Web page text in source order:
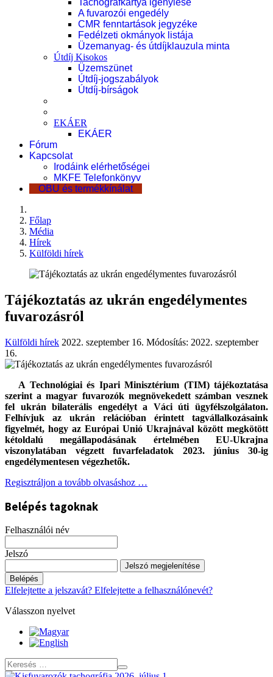
Tachográfkártya igénylése
A fuvarozói engedély
CMR fenntartások jegyzéke
Fedélzeti okmányok listája
Üzemanyag- és útdíjklauzula minta
Útdíj Kisokos
Üzemszünet
Útdíj-jogszabályok
Útdíj-bírságok
EKÁER
EKÁER
Fórum
Kapcsolat
Irodáink elérhetőségei
MKFE Telefonkönyv
OBU és termékkínálat
Főlap
Média
Hírek
Külföldi hírek
Tájékoztatás az ukrán engedélymentes
fuvarozásról
Külföldi hírek 2022. szeptember 16. Módosítás: 2022. szeptember
16.
A Technológiai és Ipari Minisztérium (TIM) tájékoztatása
szerint a magyar fuvarozók megnövekedett számban vesznek
fel ukrán bilaterális engedélyt a Váci úti ügyfélszolgálaton.
Felhívjuk az ukrán relációban érintett tagvállalkozásaink
figyelmét, hogy az Európai Unió Ukrajnával között megkötött
kétoldalú megállapodásának értelmében EU-Ukrajna
viszonylatában végzett fuvarfeladatok 2023. június 30-ig
engedélymentesen végezhetők.
Regisztráljon a tovább olvasáshoz …
Belépés tagoknak
Felhasználói név
Jelszó
Jelszó megjelenítése
Belépés
Elfelejtette a jelszavát? Elfelejtette a felhasználónevét?
Válasszon nyelvet